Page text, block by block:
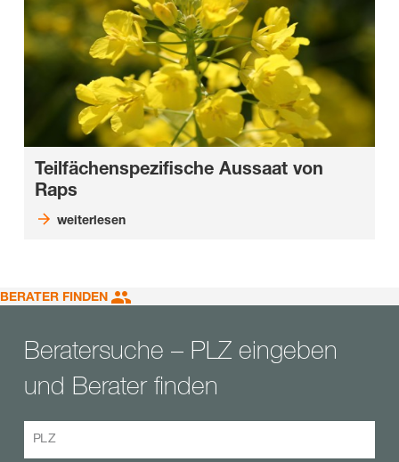
Teilfächenspezifische Aussaat von
Raps
weiterlesen
BERATER FINDEN
Beratersuche – PLZ eingeben
und Berater finden
PLZ